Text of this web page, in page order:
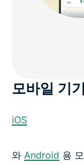
모바일 기
iOS
와 Android 용